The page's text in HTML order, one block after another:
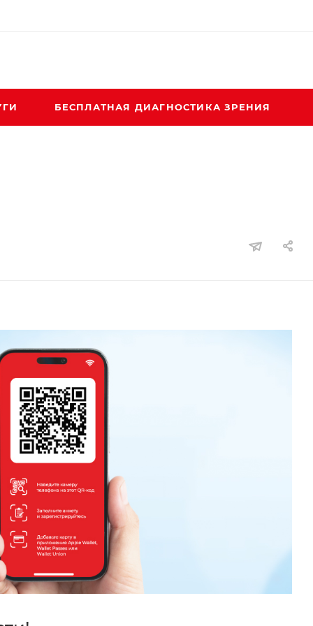
БЕСПЛАТНАЯ ДИАГНОСТИКА ЗРЕНИЯ